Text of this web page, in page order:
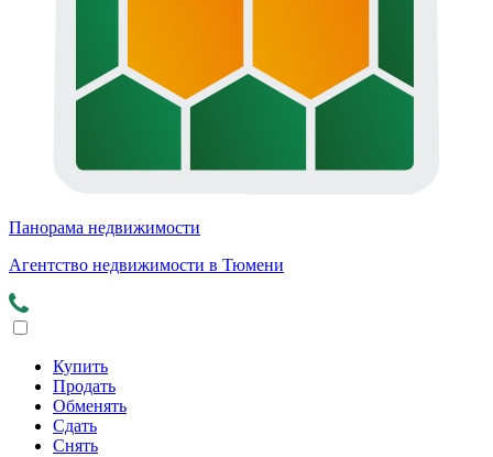
Панорама недвижимости
Агентство недвижимости в Тюмени
Купить
Продать
Обменять
Сдать
Снять